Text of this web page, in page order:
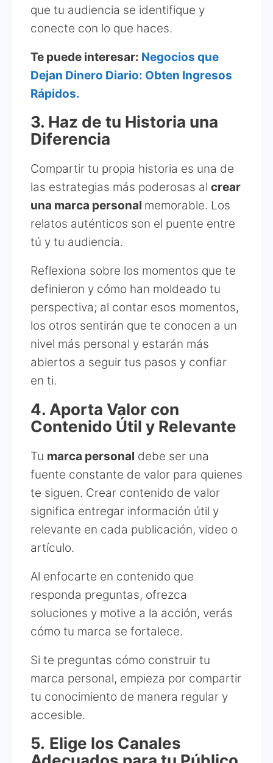
que tu audiencia se identifique y
conecte con lo que haces.
Te puede interesar: Negocios que
Dejan Dinero Diario: Obten Ingresos
Rápidos.
3. Haz de tu Historia una
Diferencia
Compartir tu propia historia es una de
las estrategias más poderosas al crear
una marca personal memorable. Los
relatos auténticos son el puente entre
tú y tu audiencia.
Reflexiona sobre los momentos que te
definieron y cómo han moldeado tu
perspectiva; al contar esos momentos,
los otros sentirán que te conocen a un
nivel más personal y estarán más
abiertos a seguir tus pasos y confiar
en ti.
4. Aporta Valor con
Contenido Útil y Relevante
Tu marca personal debe ser una
fuente constante de valor para quienes
te siguen. Crear contenido de valor
significa entregar información útil y
relevante en cada publicación, video o
artículo.
Al enfocarte en contenido que
responda preguntas, ofrezca
soluciones y motive a la acción, verás
cómo tu marca se fortalece.
Si te preguntas cómo construir tu
marca personal, empieza por compartir
tu conocimiento de manera regular y
accesible.
5. Elige los Canales